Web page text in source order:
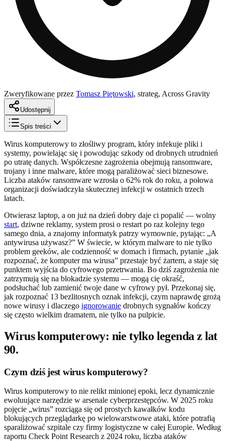
Zweryfikowane przez Tomasz Piętowski, strateg, Across Gravity
Udostępnij
Spis treści
Wirus komputerowy to złośliwy program, który infekuje pliki i
systemy, powielając się i powodując szkody od drobnych utrudnień
po utratę danych. Współczesne zagrożenia obejmują ransomware,
trojany i inne malware, które mogą paraliżować sieci biznesowe.
Liczba ataków ransomware wzrosła o 62% rok do roku, a połowa
organizacji doświadczyła skutecznej infekcji w ostatnich trzech
latach.
Otwierasz laptop, a on już na dzień dobry daje ci popalić — wolny
start, dziwne reklamy, system prosi o restart po raz kolejny tego
samego dnia, a znajomy informatyk patrzy wymownie, pytając: „A
antywirusa używasz?” W świecie, w którym malware to nie tylko
problem geeków, ale codzienność w domach i firmach, pytanie „jak
rozpoznać, że komputer ma wirusa” przestaje być żartem, a staje się
punktem wyjścia do cyfrowego przetrwania. Bo dziś zagrożenia nie
zatrzymują się na blokadzie systemu — mogą cię okraść,
podsłuchać lub zamienić twoje dane w cyfrowy pył. Przekonaj się,
jak rozpoznać 13 bezlitosnych oznak infekcji, czym naprawdę grożą
nowe wirusy i dlaczego ignorowanie drobnych sygnałów kończy
się często wielkim dramatem, nie tylko na pulpicie.
Wirus komputerowy: nie tylko legenda z lat
90.
Czym dziś jest wirus komputerowy?
Wirus komputerowy to nie relikt minionej epoki, lecz dynamicznie
ewoluujące narzędzie w arsenale cyberprzestępców. W 2025 roku
pojęcie „wirus” rozciąga się od prostych kawałków kodu
blokujących przeglądarkę po wielowarstwowe ataki, które potrafią
sparaliżować szpitale czy firmy logistyczne w całej Europie. Według
raportu Check Point Research z 2024 roku, liczba ataków